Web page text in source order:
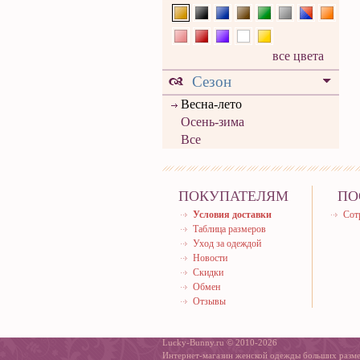
все цвета
Сезон
Весна-лето
Осень-зима
Все
ПОКУПАТЕЛЯМ
Условия доставки
Таблица размеров
Уход за одеждой
Новости
Скидки
Обмен
Отзывы
Lucky-Bunny.ru © 2010-2026
Интернет-магазин женской одежды больших